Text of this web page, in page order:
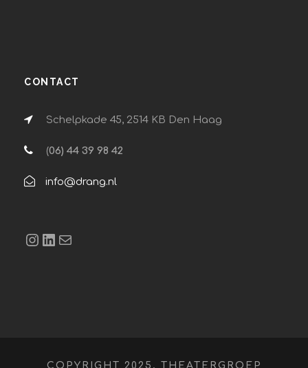
CONTACT
Schelpkade 45, 2514 KB Den Haag
(06) 44 39 98 42
info@drang.nl
Instagram LinkedIn E-mail
COPYRIGHT 2025, THEATERGROEP